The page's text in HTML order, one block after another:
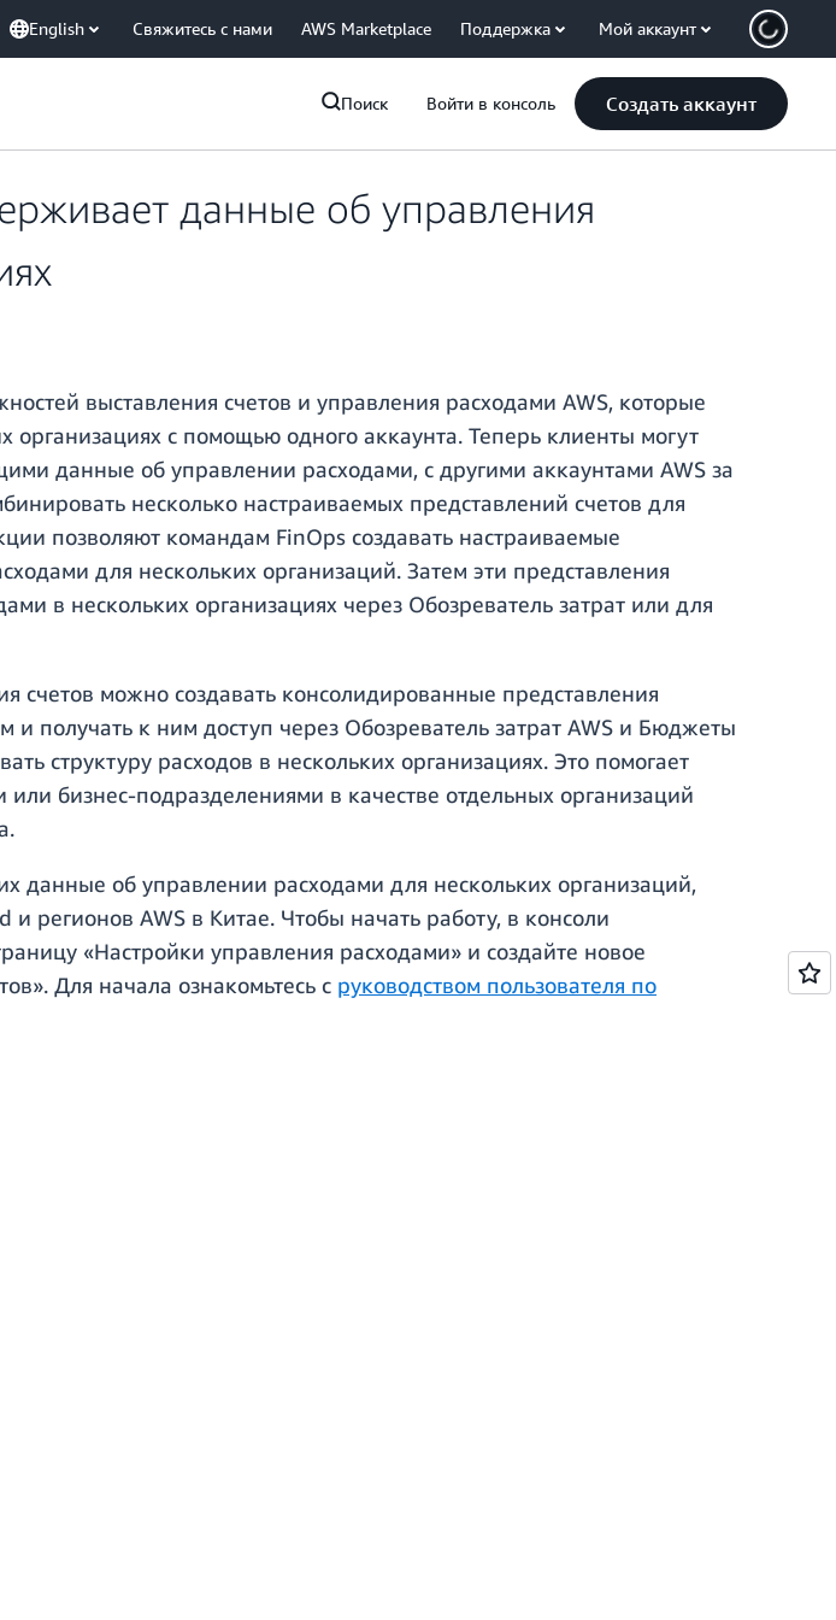
English Свяжитесь с нами AWS Marketplace Поддержка Мой аккаунт
Поиск Войти в консоль Создать аккаунт
данные об управления
выставления счетов и управления расходами AWS, которые
организациях с помощью одного аккаунта. Теперь клиенты могут
данные об управлении расходами, с другими аккаунтами AWS за
несколько настраиваемых представлений счетов для
позволяют командам FinOps создавать настраиваемые
для нескольких организаций. Затем эти представления
в нескольких организациях через Обозреватель затрат или для
счетов можно создавать консолидированные представления
получать к ним доступ через Обозреватель затрат AWS и Бюджеты
структуру расходов в нескольких организациях. Это помогает
бизнес-подразделениями в качестве отдельных организаций
данные об управлении расходами для нескольких организаций,
и регионов AWS в Китае. Чтобы начать работу, в консоли
«Настройки управления расходами» и создайте новое
Для начала ознакомьтесь с руководством пользователя по